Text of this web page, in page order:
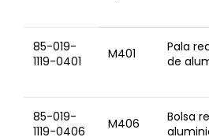
85-019-
1119-0401
M401
Pala
de
85-019-
1119-0406
M406
Bolsa